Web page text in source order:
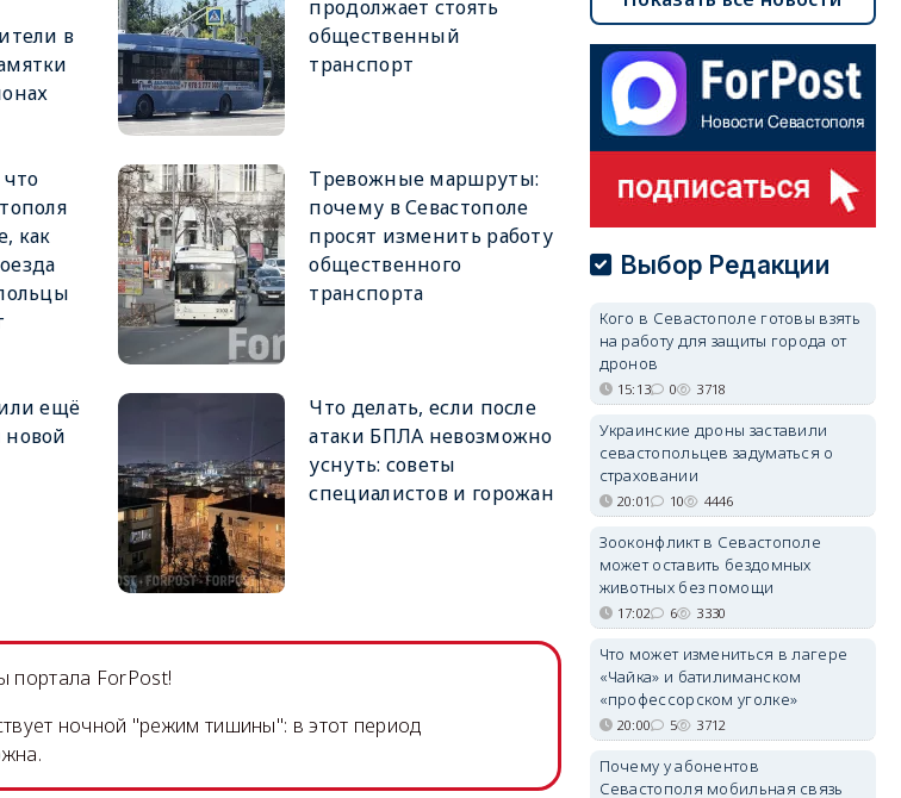
в
продолжает стоять
общественный
транспорт
как
Тревожные маршруты:
почему в Севастополе
просят изменить работу
общественного
транспорта
ещё
Что делать, если после
атаки БПЛА невозможно
уснуть: советы
специалистов и горожан
портала ForPost!
ночной "режим тишины": в этот период
Выбор Редакции
Кого в Севастополе готовы взять
на работу для защиты города от
дронов
15:13 0 3718
Украинские дроны заставили
севастопольцев задуматься о
страховании
20:01 10 4446
Зооконфликт в Севастополе
может оставить бездомных
животных без помощи
17:02 6 3330
Что может измениться в лагере
«Чайка» и батилиманском
«профессорском уголке»
20:00 5 3712
Почему у абонентов
Севастополя мобильная связь